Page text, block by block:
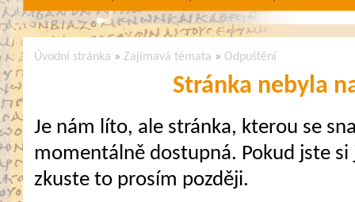
Úvodní stránka »Zajímavá témata » Odpuštění
Stránka nebyla
Je nám líto, ale stránka, kterou se
momentálně dostupná. Pokud jste
zkuste to prosím později.